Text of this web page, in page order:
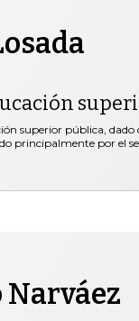
superior pública, dado
principalmente por el